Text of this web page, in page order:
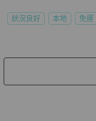
狀況良好 本地 免運